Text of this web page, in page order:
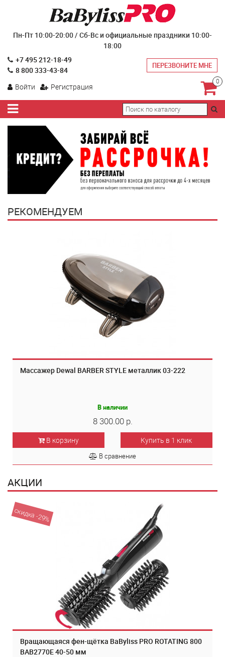
Пн-Пт 10:00-20:00 / Сб-Вс и официальные праздники 10:00-
18:00
+7 495 212-18-49
8 800 333-43-84
ПЕРЕЗВОНИТЕ МНЕ
Войти Регистрация
0
РЕКОМЕНДУЕМ
Массажер Dewal BARBER STYLE металлик 03-222
В наличии
8 300.00 р.
В корзину Купить в 1 клик
В сравнение
АКЦИИ
скидка -29%
Вращающаяся фен-щётка BaByliss PRO ROTATING 800
BAB2770E 40-50 мм